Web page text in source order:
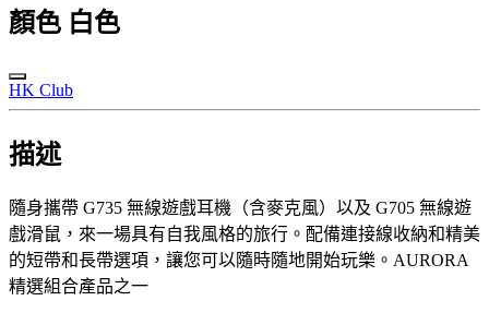
顏色 白色
HK Club
描述
隨身攜帶 G735 無線遊戲耳機（含麥克風）以及 G705 無線遊
戲滑鼠，來一場具有自我風格的旅行。配備連接線收納和精美
的短帶和長帶選項，讓您可以隨時隨地開始玩樂。AURORA
精選組合產品之一